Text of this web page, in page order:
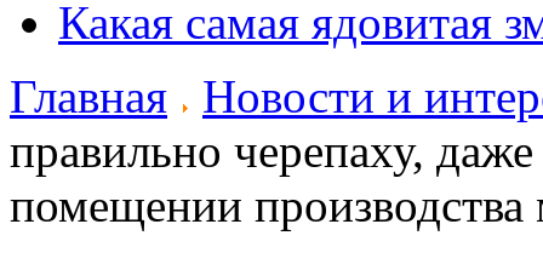
Какая самая ядовитая
Главная
Новости и
правильно черепаху,
помещении производства